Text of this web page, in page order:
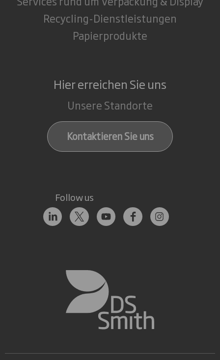
Recycling-Dienstleistungen
Papierprodukte
Hier erreichen Sie uns
Unsere Standorte
Kontaktieren Sie uns
Follow us